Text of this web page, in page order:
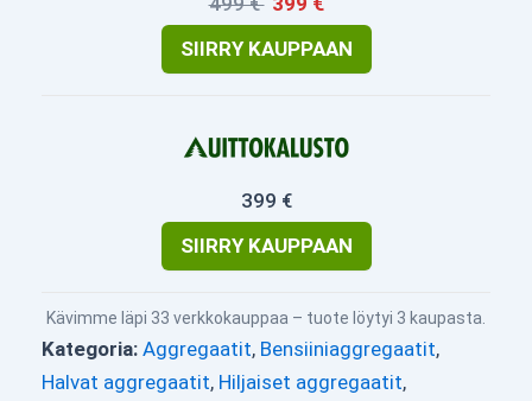
SIIRRY KAUPPAAN
399 €
SIIRRY KAUPPAAN
Kävimme läpi 33 verkkokauppaa – tuote löytyi 3 kaupasta.
Kategoria: Aggregaatit, Bensiiniaggregaatit,
Halvat aggregaatit, Hiljaiset aggregaatit,